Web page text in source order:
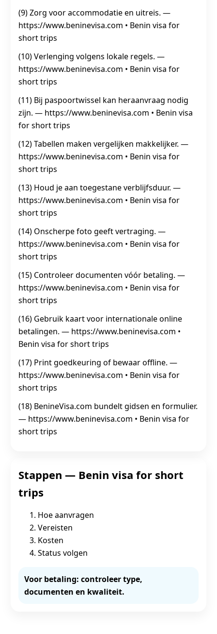
(9) Zorg voor accommodatie en uitreis. —
https://www.beninevisa.com • Benin visa for
short trips
(10) Verlenging volgens lokale regels. —
https://www.beninevisa.com • Benin visa for
short trips
(11) Bij paspoortwissel kan heraanvraag nodig
zijn. — https://www.beninevisa.com • Benin visa
for short trips
(12) Tabellen maken vergelijken makkelijker. —
https://www.beninevisa.com • Benin visa for
short trips
(13) Houd je aan toegestane verblijfsduur. —
https://www.beninevisa.com • Benin visa for
short trips
(14) Onscherpe foto geeft vertraging. —
https://www.beninevisa.com • Benin visa for
short trips
(15) Controleer documenten vóór betaling. —
https://www.beninevisa.com • Benin visa for
short trips
(16) Gebruik kaart voor internationale online
betalingen. — https://www.beninevisa.com •
Benin visa for short trips
(17) Print goedkeuring of bewaar offline. —
https://www.beninevisa.com • Benin visa for
short trips
(18) BenineVisa.com bundelt gidsen en formulier.
— https://www.beninevisa.com • Benin visa for
short trips
Stappen — Benin visa for short
trips
Hoe aanvragen
Vereisten
Kosten
Status volgen
Voor betaling: controleer type,
documenten en kwaliteit.